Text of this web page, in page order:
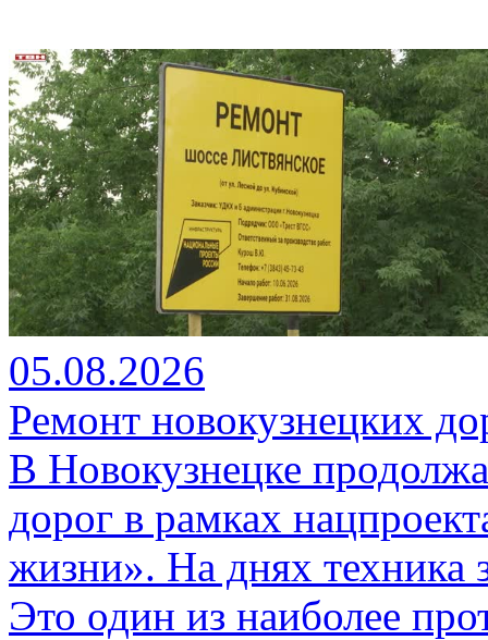
05.08.2026
Ремонт новокузнецких
В Новокузнецке
дорог в рамках
жизни». На днях техника
Это один из наиболее